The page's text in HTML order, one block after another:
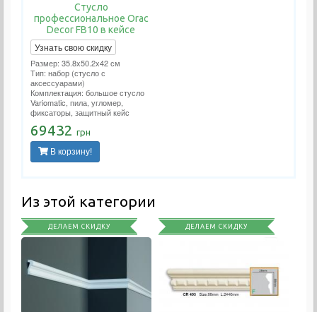
Стусло
профессиональное Orac
Decor FB10 в кейсе
Узнать свою скидку
Размер: 35.8x50.2x42 см
Тип: набор (стусло с
аксессуарами)
Комплектация: большое стусло
Variomatic, пила, угломер,
фиксаторы, защитный кейс
69432 грн
В корзину!
Из этой категории
ДЕЛАЕМ СКИДКУ ДЕЛАЕМ СКИДКУ